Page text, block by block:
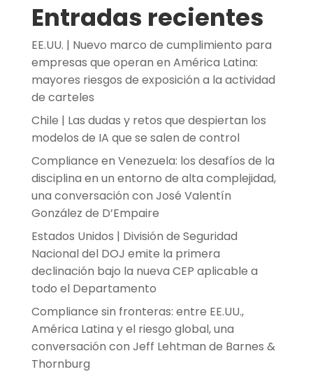
Entradas recientes
EE.UU. | Nuevo marco de cumplimiento para
empresas que operan en América Latina:
mayores riesgos de exposición a la actividad
de carteles
Chile | Las dudas y retos que despiertan los
modelos de IA que se salen de control
Compliance en Venezuela: los desafíos de la
disciplina en un entorno de alta complejidad,
una conversación con José Valentín
González de D’Empaire
Estados Unidos | División de Seguridad
Nacional del DOJ emite la primera
declinación bajo la nueva CEP aplicable a
todo el Departamento
Compliance sin fronteras: entre EE.UU.,
América Latina y el riesgo global, una
conversación con Jeff Lehtman de Barnes &
Thornburg